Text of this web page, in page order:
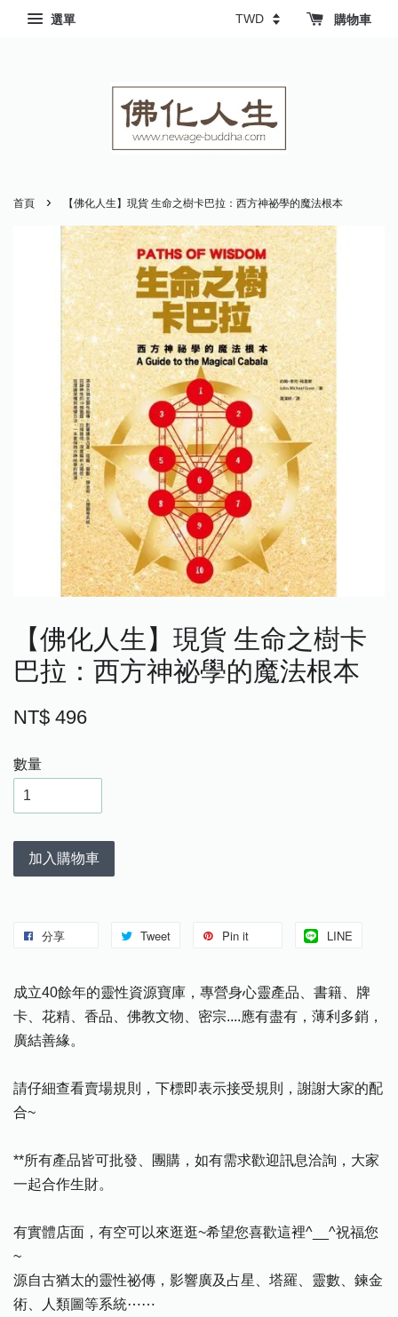
選單 購物車
首頁 › 【佛化人生】現貨 生命之樹卡巴拉：西方神祕學的魔法根本
【佛化人生】現貨 生命之樹卡
巴拉：西方神祕學的魔法根本
NT$ 496
數量
加入購物車
分享 Tweet Pin it LINE
成立40餘年的靈性資源寶庫，專營身心靈產品、書籍、牌
卡、花精、香品、佛教文物、密宗....應有盡有，薄利多銷，
廣結善緣。
請仔細查看賣場規則，下標即表示接受規則，謝謝大家的配
合~
**所有產品皆可批發、團購，如有需求歡迎訊息洽詢，大家
一起合作生財。
有實體店面，有空可以來逛逛~希望您喜歡這裡^__^祝福您
~
源自古猶太的靈性祕傳，影響廣及占星、塔羅、靈數、鍊金
術、人類圖等系統⋯⋯